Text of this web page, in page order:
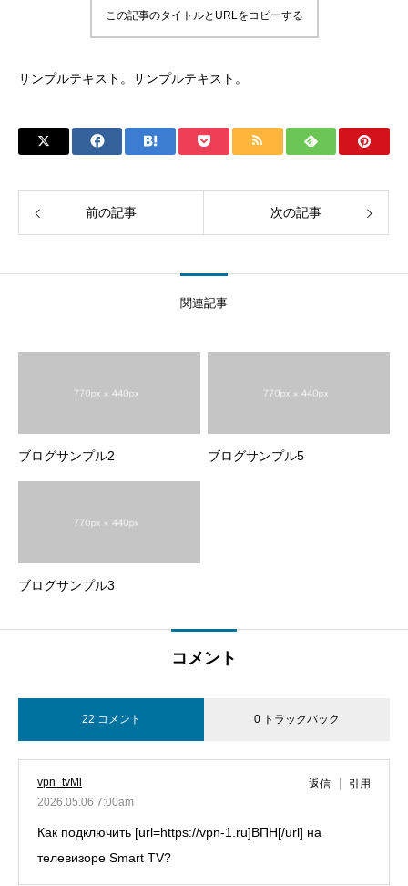
この記事のタイトルとURLをコピーする
サンプルテキスト。サンプルテキスト。
前の記事 次の記事
関連記事
ブログサンプル2 ブログサンプル5
ブログサンプル3
コメント
22 コメント 0 トラックバック
vpn_tvMl
2026.05.06 7:00am
返信 引用
Как подключить [url=https://vpn-1.ru]ВПН[/url] на
телевизоре Smart TV?